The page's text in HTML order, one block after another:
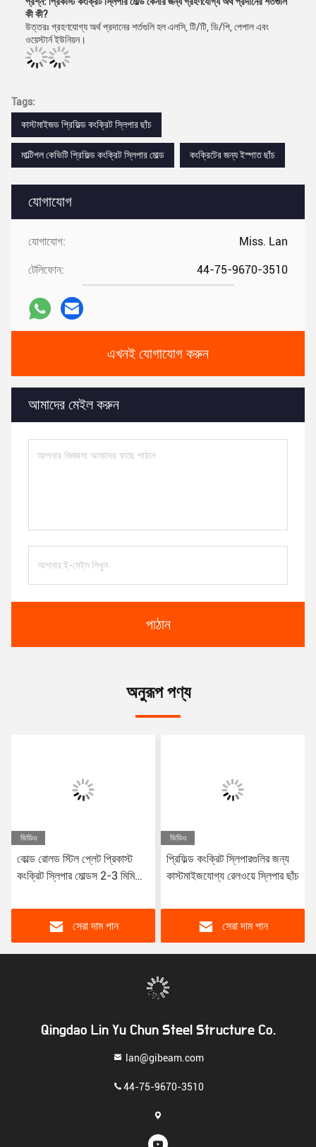
যোগাযোগ
যোগাযোগ: Miss. Lan
টেলিফোন: 44-75-9670-3510
এখনই যোগাযোগ করুন
আমাদের মেইল করুন
পাঠান
কী কী?
উত্তরঃ গ্রহণযোগ্য অর্থ প্রদানের শর্তগুলি হল এলসি, টি/টি, ডি/পি, পেপাল এবং
ওয়েস্টার্ন ইউনিয়ন।
Tags:
কাস্টমাইজড প্রিফিল্ড কংক্রিট স্লিপার ছাঁচ
মাল্টিপল কেভিটি প্রিফিল্ড কংক্রিট স্লিপার মোল্ড কংক্রিটের জন্য ইস্পাত ছাঁচ
অনুরূপ পণ্য
ভিডিও
কোল্ড রোলড স্টিল প্লেট প্রিকাস্ট
কংক্রিট স্লিপার মোল্ডস 2-3 মিমি
সেরা দাম পান
ভিডিও
প্রিফিল্ড কংক্রিট স্লিপারগুলির জন্য
কাস্টমাইজযোগ্য রেলওয়ে স্লিপার ছাঁচ
সেরা দাম পান
Qingdao Lin Yu Chun Steel Structure Co.
lan@gibeam.com
44-75-9670-3510